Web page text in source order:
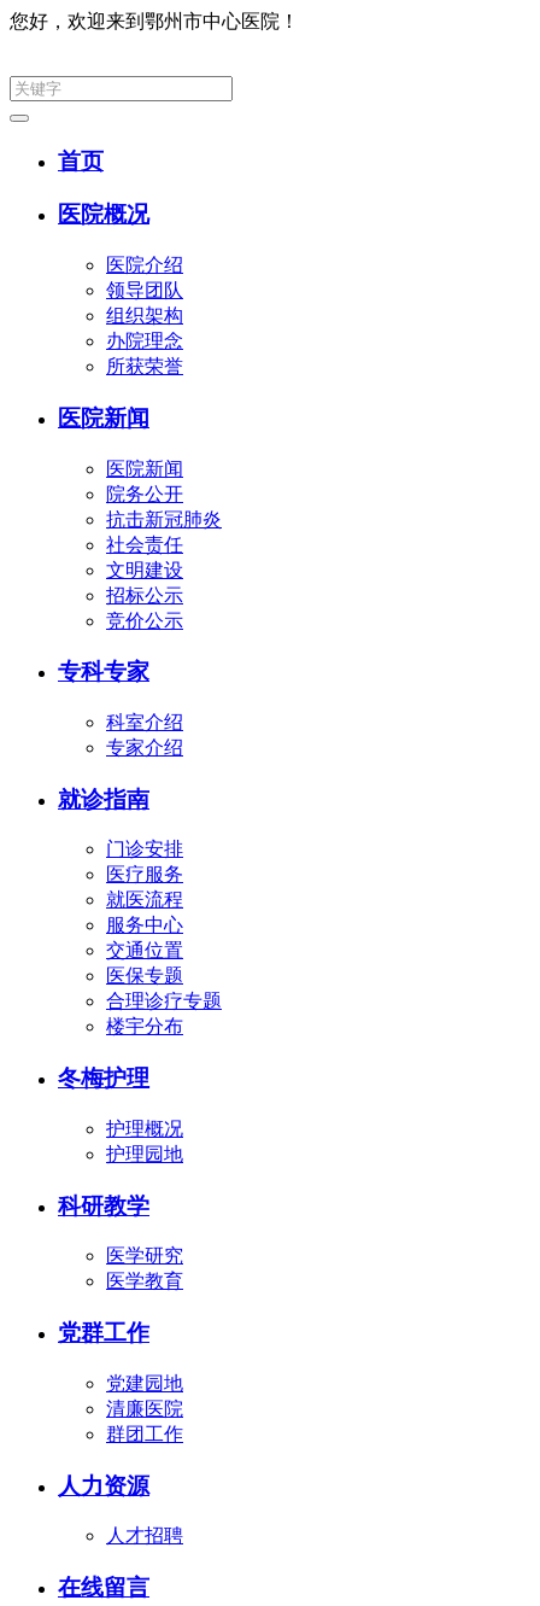
您好，欢迎来到鄂州市中心医院！
首页
医院概况
医院介绍
领导团队
组织架构
办院理念
所获荣誉
医院新闻
医院新闻
院务公开
抗击新冠肺炎
社会责任
文明建设
招标公示
竞价公示
专科专家
科室介绍
专家介绍
就诊指南
门诊安排
医疗服务
就医流程
服务中心
交通位置
医保专题
合理诊疗专题
楼宇分布
冬梅护理
护理概况
护理园地
科研教学
医学研究
医学教育
党群工作
党建园地
清廉医院
群团工作
人力资源
人才招聘
在线留言